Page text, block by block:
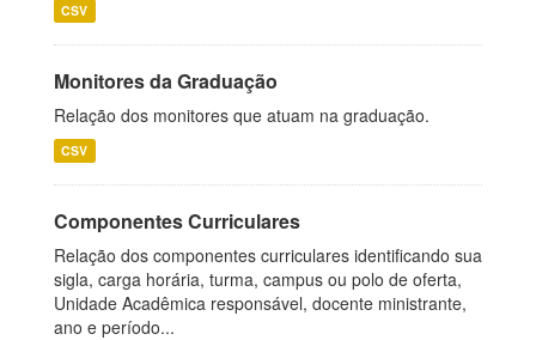
CSV
Monitores da Graduação
Relação dos monitores que atuam na graduação.
CSV
Componentes Curriculares
Relação dos componentes curriculares identificando sua
sigla, carga horária, turma, campus ou polo de oferta,
Unidade Acadêmica responsável, docente ministrante,
ano e período...